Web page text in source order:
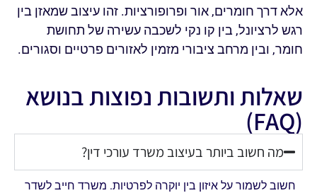
אלא דרך חומרים, אור ופרופורציות. זהו עיצוב שמאזן בין
רגש לרציונל, בין קו נקי לשכבה עשירה של תחושת
חומר, ובין מרחב ציבורי מזמין לאזורים פרטיים וסגורים.
שאלות ותשובות נפוצות בנושא
(FAQ)
מה חשוב ביותר בעיצוב משרד עורכי דין?
חשוב לשמור על איזון בין יוקרה לפרטיות. משרד חייב לשדר